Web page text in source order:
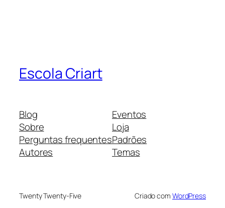
Escola Criart
Blog
Sobre
Perguntas frequentes
Autores
Eventos
Loja
Padrões
Temas
Twenty Twenty-Five Criado com WordPress